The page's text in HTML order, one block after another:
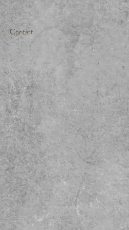
Contatti